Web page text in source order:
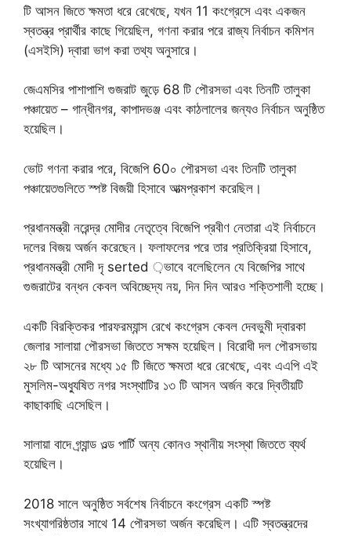
টি আসন জিতে ক্ষমতা ধরে রেখেছে, যখন 11 কংগ্রেসে এবং একজন
স্বতন্ত্র প্রার্থীর কাছে গিয়েছিল, গণনা করার পরে রাজ্য নির্বাচন কমিশন
(এসইসি) দ্বারা ভাগ করা তথ্য অনুসারে।
জেএমসির পাশাপাশি গুজরাট জুড়ে 68 টি পৌরসভা এবং তিনটি তালুকা
পঞ্চায়েত – গান্ধীনগর, কাপাদভঞ্জ এবং কাঠলালের জন্যও নির্বাচন অনুষ্ঠিত
হয়েছিল।
ভোট গণনা করার পরে, বিজেপি 60০ পৌরসভা এবং তিনটি তালুকা
পঞ্চায়েতগুলিতে স্পষ্ট বিজয়ী হিসাবে আত্মপ্রকাশ করেছিল।
প্রধানমন্ত্রী নরেন্দ্র মোদীর নেতৃত্বে বিজেপি প্রবীণ নেতারা এই নির্বাচনে
দলের বিজয় অর্জন করেছেন। ফলাফলের পরে তার প্রতিক্রিয়া হিসাবে,
প্রধানমন্ত্রী মোদী দৃ serted ়ভাবে বলেছিলেন যে বিজেপির সাথে
গুজরাটের বন্ধন কেবল অবিচ্ছেদ্য নয়, দিন দিন আরও শক্তিশালী হচ্ছে।
একটি বিরক্তিকর পারফরম্যান্স রেখে কংগ্রেস কেবল দেবভুমী দ্বারকা
জেলার সালায়া পৌরসভা জিততে সক্ষম হয়েছিল। বিরোধী দল পৌরসভায়
২৮ টি আসনের মধ্যে ১৫ টি জিতে ক্ষমতা ধরে রেখেছে, এবং এএপি এই
মুসলিম-অধ্যুষিত নগর সংস্থাটির ১৩ টি আসন অর্জন করে দ্বিতীয়টি
কাছাকাছি এসেছিল।
সালায়া বাদে গ্র্যান্ড ওল্ড পার্টি অন্য কোনও স্থানীয় সংস্থা জিততে ব্যর্থ
হয়েছিল।
2018 সালে অনুষ্ঠিত সর্বশেষ নির্বাচনে কংগ্রেস একটি স্পষ্ট
সংখ্যাগরিষ্ঠতার সাথে 14 পৌরসভা অর্জন করেছিল। এটি স্বতন্ত্রদের